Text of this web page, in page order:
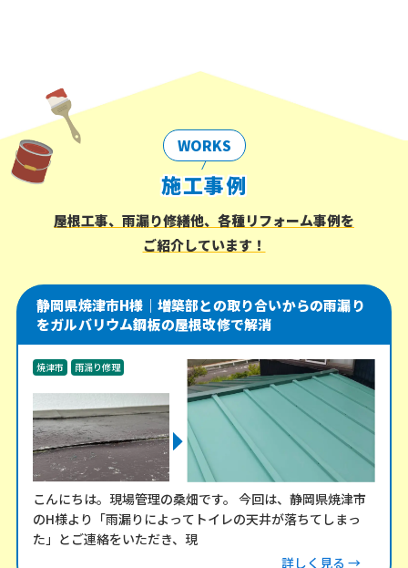
WORKS
施工事例
屋根工事、雨漏り修繕他、各種リフォーム事例を
ご紹介しています！
静岡県焼津市H様｜増築部との取り合いからの雨漏り
をガルバリウム鋼板の屋根改修で解消
焼津市 雨漏り修理
こんにちは。現場管理の桑畑です。 今回は、静岡県焼津市
のH様より「雨漏りによってトイレの天井が落ちてしまっ
た」とご連絡をいただき、現
詳しく見る →